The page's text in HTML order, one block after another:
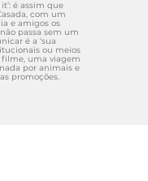
é assim que
com um
e amigos os
passa sem um
é a ‘sua
ou meios
uma viagem
por animais e
promoções.